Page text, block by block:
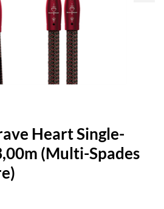
Heart Single-
(Multi-Spades